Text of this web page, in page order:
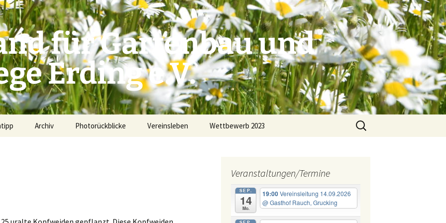
für Gartenbau und
Erding e.V.
Archiv Photorückblicke Vereinsleben
Ausflugsziele
Referentenverzeichnis
Wettbewerb 2023
Suchen
nach:
Veranstaltungen/Termine
SEP.
14
Mo.
19:00Vereinsleitung 14.09.2026
@ Gasthof Rauch, Grucking